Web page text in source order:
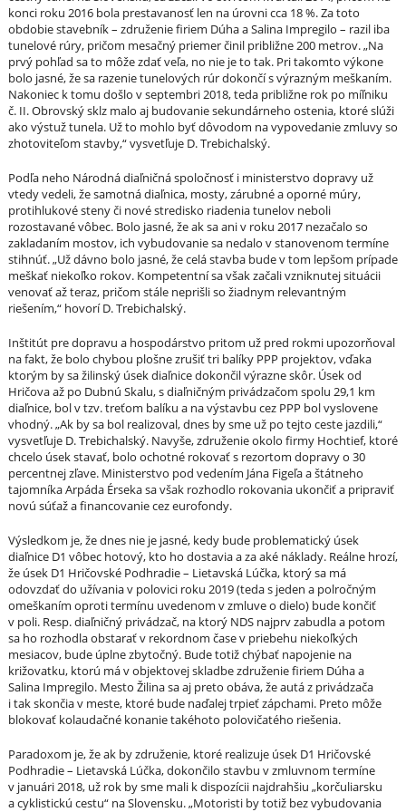
konci roku 2016 bola prestavanosť len na úrovni cca 18 %. Za toto
obdobie stavebník – združenie firiem Dúha a Salina Impregilo – razil iba
tunelové rúry, pričom mesačný priemer činil približne 200 metrov. „Na
prvý pohľad sa to môže zdať veľa, no nie je to tak. Pri takomto výkone
bolo jasné, že sa razenie tunelových rúr dokončí s výrazným meškaním.
Nakoniec k tomu došlo v septembri 2018, teda približne rok po míľniku
č. II. Obrovský sklz malo aj budovanie sekundárneho ostenia, ktoré slúži
ako výstuž tunela. Už to mohlo byť dôvodom na vypovedanie zmluvy so
zhotoviteľom stavby,“ vysvetľuje D. Trebichalský.
Podľa neho Národná diaľničná spoločnosť i ministerstvo dopravy už
vtedy vedeli, že samotná diaľnica, mosty, zárubné a oporné múry,
protihlukové steny či nové stredisko riadenia tunelov neboli
rozostavané vôbec. Bolo jasné, že ak sa ani v roku 2017 nezačalo so
zakladaním mostov, ich vybudovanie sa nedalo v stanovenom termíne
stihnúť. „Už dávno bolo jasné, že celá stavba bude v tom lepšom prípade
meškať niekoľko rokov. Kompetentní sa však začali vzniknutej situácii
venovať až teraz, pričom stále neprišli so žiadnym relevantným
riešením,“ hovorí D. Trebichalský.
Inštitút pre dopravu a hospodárstvo pritom už pred rokmi upozorňoval
na fakt, že bolo chybou plošne zrušiť tri balíky PPP projektov, vďaka
ktorým by sa žilinský úsek diaľnice dokončil výrazne skôr. Úsek od
Hričova až po Dubnú Skalu, s diaľničným privádzačom spolu 29,1 km
diaľnice, bol v tzv. treťom balíku a na výstavbu cez PPP bol vyslovene
vhodný. „Ak by sa bol realizoval, dnes by sme už po tejto ceste jazdili,“
vysvetľuje D. Trebichalský. Navyše, združenie okolo firmy Hochtief, ktoré
chcelo úsek stavať, bolo ochotné rokovať s rezortom dopravy o 30
percentnej zľave. Ministerstvo pod vedením Jána Figeľa a štátneho
tajomníka Arpáda Érseka sa však rozhodlo rokovania ukončiť a pripraviť
novú súťaž a financovanie cez eurofondy.
Výsledkom je, že dnes nie je jasné, kedy bude problematický úsek
diaľnice D1 vôbec hotový, kto ho dostavia a za aké náklady. Reálne hrozí,
že úsek D1 Hričovské Podhradie – Lietavská Lúčka, ktorý sa má
odovzdať do užívania v polovici roku 2019 (teda s jeden a polročným
omeškaním oproti termínu uvedenom v zmluve o dielo) bude končiť
v poli. Resp. diaľničný privádzač, na ktorý NDS najprv zabudla a potom
sa ho rozhodla obstarať v rekordnom čase v priebehu niekoľkých
mesiacov, bude úplne zbytočný. Bude totiž chýbať napojenie na
križovatku, ktorú má v objektovej skladbe združenie firiem Dúha a
Salina Impregilo. Mesto Žilina sa aj preto obáva, že autá z privádzača
i tak skončia v meste, ktoré bude naďalej trpieť zápchami. Preto môže
blokovať kolaudačné konanie takéhoto polovičatého riešenia.
Paradoxom je, že ak by združenie, ktoré realizuje úsek D1 Hričovské
Podhradie – Lietavská Lúčka, dokončilo stavbu v zmluvnom termíne
v januári 2018, už rok by sme mali k dispozícii najdrahšiu „korčuliarsku
a cyklistickú cestu“ na Slovensku. „Motoristi by totiž bez vybudovania